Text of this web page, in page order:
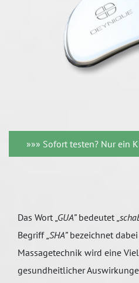
»»» Sofort testen? Nur ein
Das Wort „GUA”bedeutet
Begriff„SHA”bezeichnet
Massagetechnik wird eine
gesundheitlicher